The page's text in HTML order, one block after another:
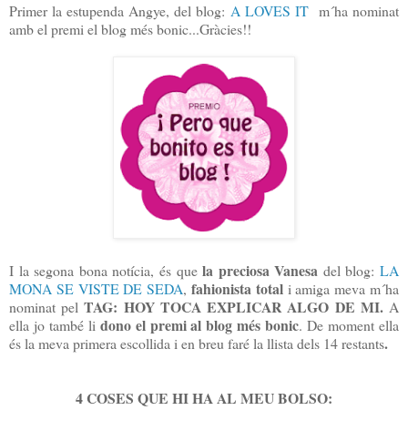
Primer la estupenda Angye, del blog: A LOVES ITm´ha nominat
amb el premi el blog més bonic...Gràcies!!
I la segona bona notícia, és quela preciosa Vanesa del blog:LA
MONA SE VISTE DE SEDA,fahionista totali amiga meva m´ha
nominat pelTAG: HOY TOCA EXPLICAR ALGO DE MI.A
ella jo també lidono el premi al blog més bonic. De moment ella
és la meva primera escollida i en breu faré la llista dels 14 restants.
4 COSES QUE HI HA AL MEU BOLSO: